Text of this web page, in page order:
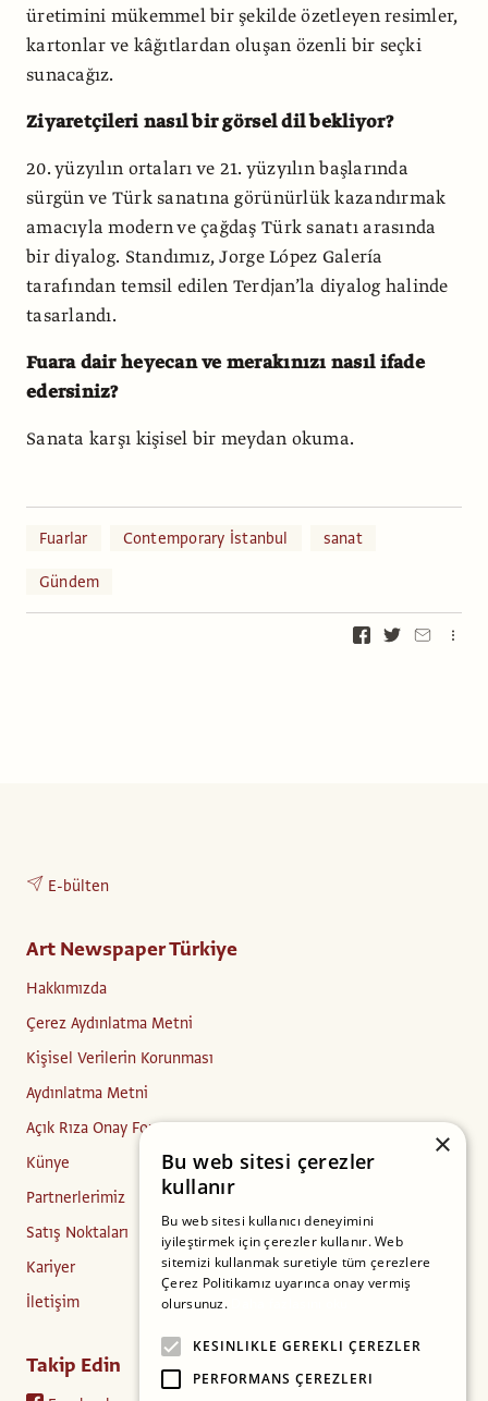
üretimini mükemmel bir şekilde özetleyen resimler,
kartonlar ve kâğıtlardan oluşan özenli bir seçki
sunacağız.
Ziyaretçileri nasıl bir görsel dil bekliyor?
20. yüzyılın ortaları ve 21. yüzyılın başlarında
sürgün ve Türk sanatına görünürlük kazandırmak
amacıyla modern ve çağdaş Türk sanatı arasında
bir diyalog. Standımız, Jorge López Galería
tarafından temsil edilen Terdjan’la diyalog halinde
tasarlandı.
Fuara dair heyecan ve merakınızı nasıl ifade
edersiniz?
Sanata karşı kişisel bir meydan okuma.
Fuarlar Contemporary İstanbul
sanat
Gündem
E-bülten
Art Newspaper Türkiye
Hakkımızda
Çerez Aydınlatma Metni
Kişisel Verilerin Korunması
Aydınlatma Metni
Açık Rıza Onay Formu
Künye
Partnerlerimiz
Satış Noktaları
Kariyer
İletişim
Takip Edin
×
Bu web sitesi çerezler
kullanır
Bu web sitesi kullanıcı deneyimini
iyileştirmek için çerezler kullanır. Web
sitemizi kullanmak suretiyle tüm çerezlere
Çerez Politikamız uyarınca onay vermiş
olursunuz.
KESINLIKLE GEREKLI ÇEREZLER
PERFORMANS ÇEREZLERI